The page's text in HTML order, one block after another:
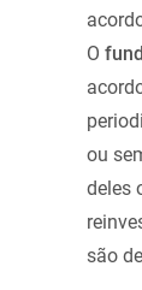
O
ou
deles
são